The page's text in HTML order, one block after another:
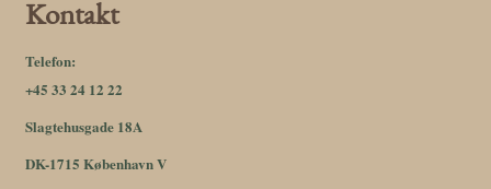
Kontakt
Telefon:
+45 33 24 12 22
Slagtehusgade 18A
DK-1715 København V